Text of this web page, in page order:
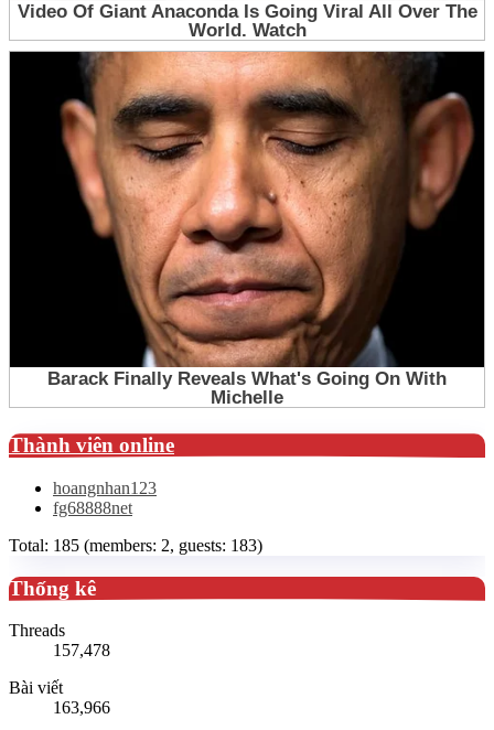
Thành viên online
hoangnhan123
fg68888net
Total: 185 (members: 2, guests: 183)
Thống kê
Threads
157,478
Bài viết
163,966